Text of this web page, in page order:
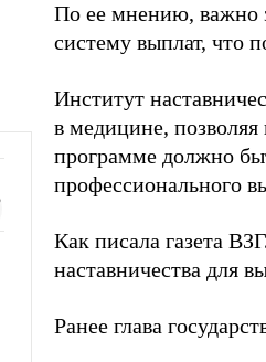
По ее мнению, важно
систему выплат, что
Институт
в медицине, позволяя
программе должно
профессионального
Как писала газета
наставничества для
Ранее глава